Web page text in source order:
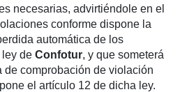
necesarias, advirtiéndole en el
conforme dispone la
automática de los
de Confotur, y que someterá
de comprobación de violación
el artículo 12 de dicha ley.